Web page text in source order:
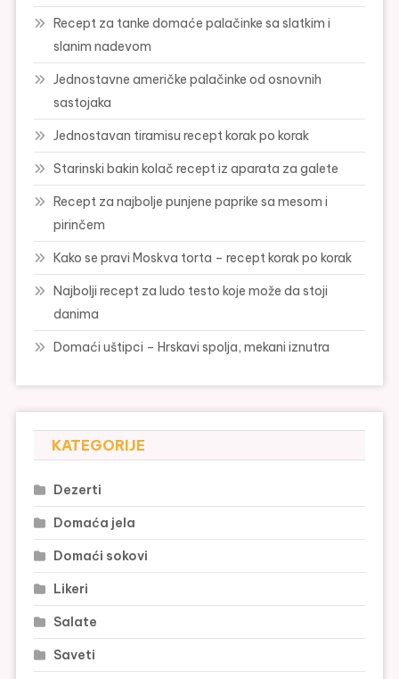
Recept za tanke domaće palačinke sa slatkim i
slanim nadevom
Jednostavne američke palačinke od osnovnih
sastojaka
Jednostavan tiramisu recept korak po korak
Starinski bakin kolač recept iz aparata za galete
Recept za najbolje punjene paprike sa mesom i
pirinčem
Kako se pravi Moskva torta – recept korak po korak
Najbolji recept za ludo testo koje može da stoji
danima
Domaći uštipci – Hrskavi spolja, mekani iznutra
KATEGORIJE
Dezerti
Domaća jela
Domaći sokovi
Likeri
Salate
Saveti